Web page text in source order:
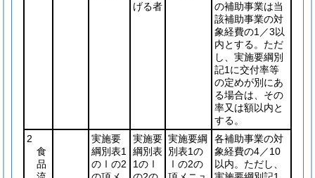
げる者
の補助事業は当
該補助事業の対
象経費の1／3以
内とする。ただ
し、実施要綱別
記1に交付率等
の定めが別にあ
る場合は、その
率又は額以内と
する。
2
食
品
実施要
綱別表1
のⅠの2
実施要
綱別表
1のⅠ
実施要綱
別表1の
Ⅰの2の
各補助事業の対
象経費の4／10
以内。ただし、